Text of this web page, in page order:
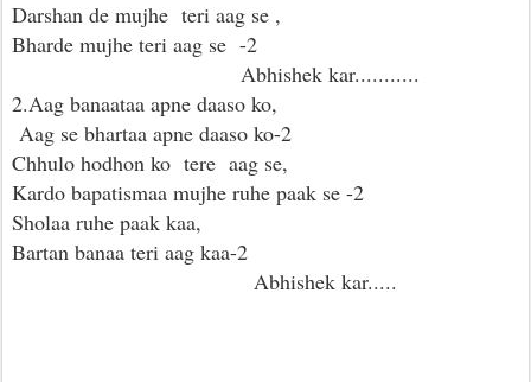
Darshan de mujhe teri aag se ,
Bharde mujhe teri aag se -2
Abhishek kar...........
2.Aag banaataa apne daaso ko,
Aag se bhartaa apne daaso ko-2
Chhulo hodhon ko tere aag se,
Kardo bapatismaa mujhe ruhe paak se -2
Sholaa ruhe paak kaa,
Bartan banaa teri aag kaa-2
Abhishek kar.....